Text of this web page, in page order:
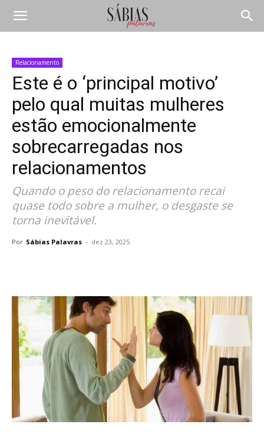
Relacionamento
Este é o ‘principal motivo’
pelo qual muitas mulheres
estão emocionalmente
sobrecarregadas nos
relacionamentos
Quando o peso do relacionamento recai
quase todo sobre a mulher, o desgaste se
torna inevitável.
Por Sábias Palavras - dez 23, 2025